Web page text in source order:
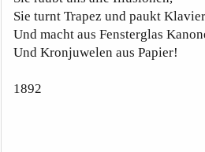
Sie turnt Trapez und paukt Klavier
Und macht aus Fensterglas
Und Kronjuwelen aus Papier!
1892